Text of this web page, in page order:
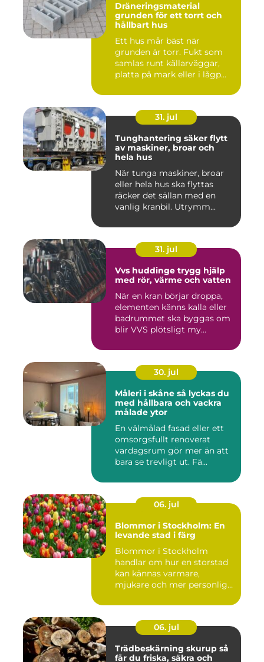
Dräneringsmaterial
grunden för ett torrt och
hållbart hus
Ett hus mår bäst när
grunden är torr. Fukt som
samlas runt källarväggar,
platta på mark eller i lågp...
31. jul
Tunghantering säker flytt
av maskiner, broar och
hela hus
När tunga maskiner, broar
eller hela hus ska flyttas
räcker det sällan med en
vanlig kranbil. Utrymm...
31. jul
Vvs huddinge trygg hjälp
med rör, värme och vatten
När en kran börjar droppa,
elementen känns kalla eller
badrummet ska byggas om
blir VVS plötsligt my...
30. jul
Måleri i skåne så lyckas du
med hållbara och vackra
målade ytor
En välmålad fasad eller ett
omsorgsfullt renoverat
vardagsrum gör mer än att
bara se trevligt ut. Fä...
06. jul
Blommor i Stockholm: En
levande stad i färg
Blommor i Stockholm
handlar om hur en storstad
kan kännas varmare,
mjukare och mer personlig
06. jul
Trädbeskärning skurup så
får du friska, säkra och